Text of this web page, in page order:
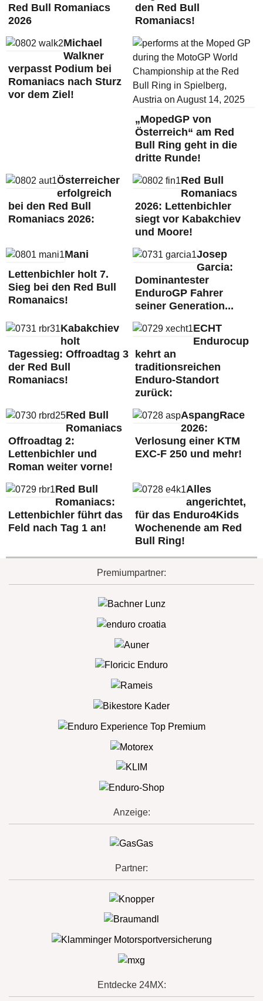
Red Bull Romaniacs
2026
den Red Bull
Romaniacs!
Michael
Walkner
verpasst Podium bei
Romaniacs nach Sturz
vor dem Ziel!
„MopedGP von
Österreich“ am Red
Bull Ring geht in die
dritte Runde!
Österreicher
erfolgreich
bei den Red Bull
Romaniacs 2026:
Red Bull
Romaniacs
2026: Lettenbichler
siegt vor Kabakchiev
und Moore!
Mani
Lettenbichler holt 7.
Sieg bei den Red Bull
Romanaics!
Josep
Garcia:
Dominantester
EnduroGP Fahrer
seiner Generation...
Kabakchiev
holt
Tagessieg: Offroadtag 3
der Red Bull
Romaniacs!
ECHT
Endurocup
kehrt an
traditionsreichen
Enduro-Standort
zurück:
Red Bull
Romaniacs
Offroadtag 2:
Lettenbichler und
Roman weiter vorne!
AspangRace
2026:
Verlosung einer KTM
EXC-F 250 und mehr!
Red Bull
Romaniacs:
Lettenbichler führt das
Feld nach Tag 1 an!
Alles
angerichtet,
für das Enduro4Kids
Wochenende am Red
Bull Ring!
Premiumpartner:
Anzeige:
Partner:
Entdecke 24MX: